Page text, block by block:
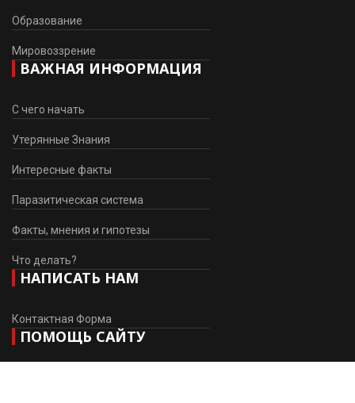
Образование
Мировоззрение
ВАЖНАЯ ИНФОРМАЦИЯ
С чего начать
Утерянные Знания
Интересные факты
Паразитическая система
Факты, мнения и гипотезы
Что делать?
НАПИСАТЬ НАМ
Контактная Форма
ПОМОЩЬ САЙТУ